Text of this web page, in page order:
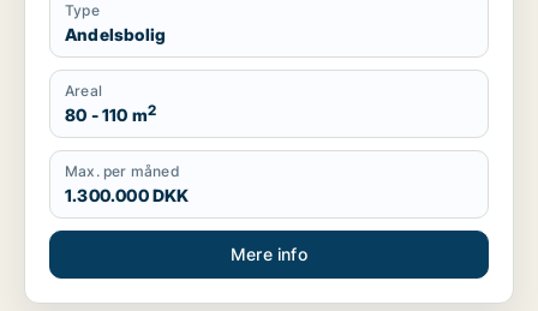
Type
Andelsbolig
Areal
80 - 110 m2
Max. per måned
1.300.000 DKK
Mere info